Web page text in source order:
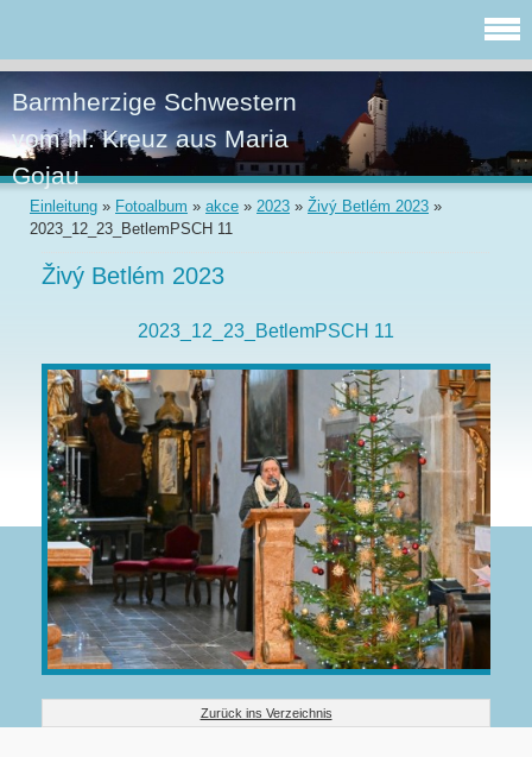
Barmherzige Schwestern
vom hl. Kreuz aus Maria
Gojau
Einleitung » Fotoalbum » akce » 2023 » Živý Betlém 2023 »
2023_12_23_BetlemPSCH 11
Živý Betlém 2023
2023_12_23_BetlemPSCH 11
Zurück ins Verzeichnis